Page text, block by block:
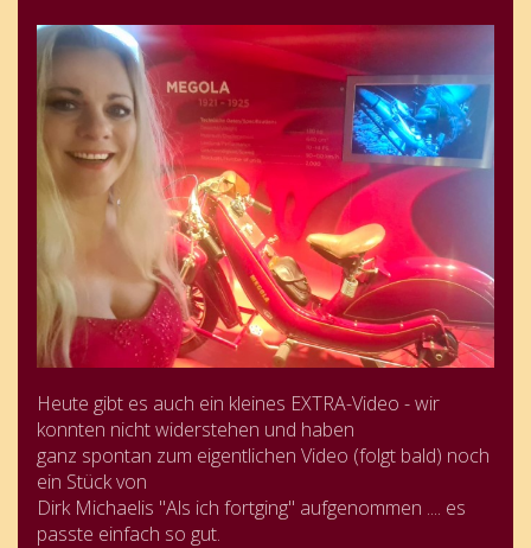
Heute gibt es auch ein kleines EXTRA-Video - wir
konnten nicht widerstehen und haben
ganz spontan zum eigentlichen Video (folgt bald) noch
ein Stück von
Dirk Michaelis "Als ich fortging" aufgenommen .... es
passte einfach so gut.